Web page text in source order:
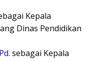
Kepala
Dinas Pendidikan
sebagai Kepala